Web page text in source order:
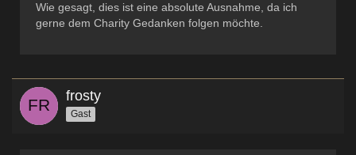
Wie gesagt, dies ist eine absolute Ausnahme, da ich
gerne dem Charity Gedanken folgen möchte.
frosty
Gast